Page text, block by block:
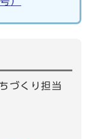
づくり担当